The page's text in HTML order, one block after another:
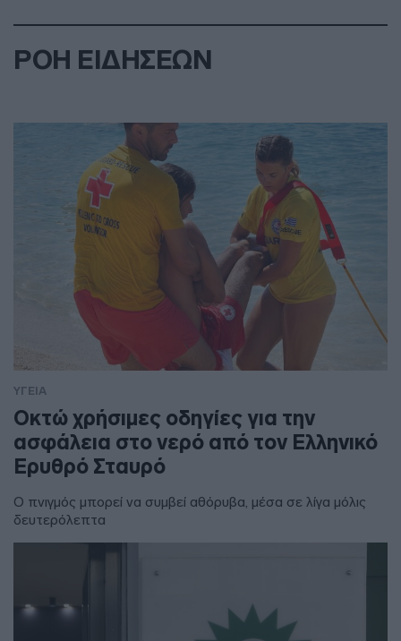
ΡΟΗ ΕΙΔΗΣΕΩΝ
ΥΓΕΙΑ
Οκτώ χρήσιμες οδηγίες για την
ασφάλεια στο νερό από τον Ελληνικό
Ερυθρό Σταυρό
Ο πνιγμός μπορεί να συμβεί αθόρυβα, μέσα σε λίγα μόλις
δευτερόλεπτα